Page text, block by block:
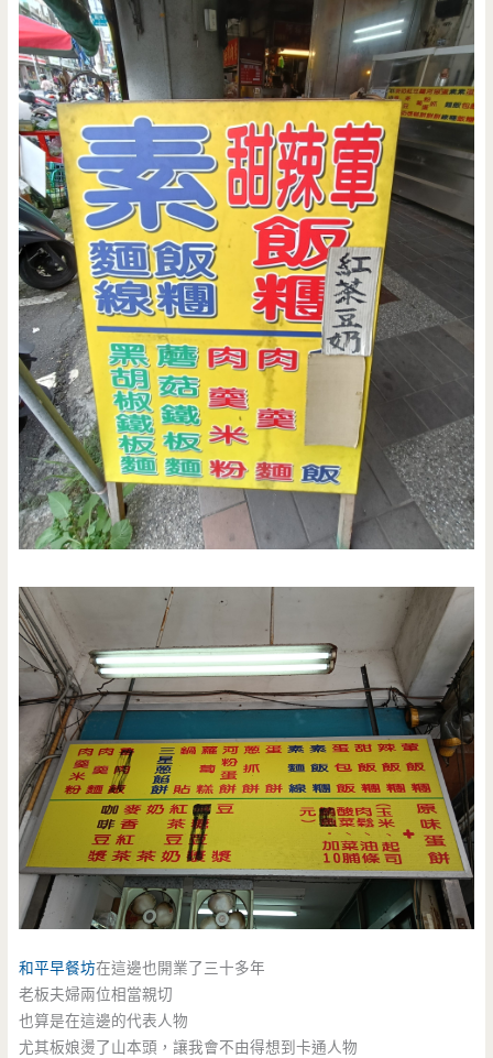
和平早餐坊在這邊也開業了三十多年
老板夫婦兩位相當親切
也算是在這邊的代表人物
尤其板娘燙了山本頭，讓我會不由得想到卡通人物